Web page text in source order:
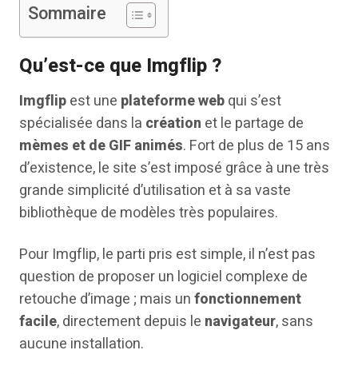
Sommaire
Qu’est-ce que Imgflip ?
Imgflipest une plateforme webqui s’est
spécialisée dans la création et le partage de
mèmes et de GIF animés. Fort de plus de 15 ans
d’existence, le site s’est imposé grâce à une très
grande simplicité d’utilisation et à sa vaste
bibliothèque de modèles très populaires.
Pour Imgflip, le parti pris est simple, il n’est pas
question de proposer un logiciel complexe de
retouche d’image ; mais unfonctionnement
facile, directement depuis le navigateur, sans
aucune installation.